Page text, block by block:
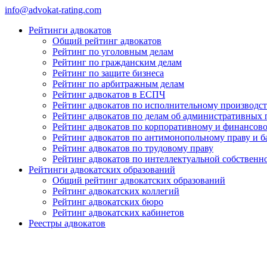
info@advokat-rating.com
Рейтинги адвокатов
Общий рейтинг адвокатов
Рейтинг по уголовным делам
Рейтинг по гражданским делам
Рейтинг по защите бизнеса
Рейтинг по арбитражным делам
Рейтинг адвокатов в ЕСПЧ
Рейтинг адвокатов по исполнительному
Рейтинг адвокатов по делам об административных
Рейтинг адвокатов по корпоративному и
Рейтинг адвокатов по антимонопольному праву и
Рейтинг адвокатов по трудовому праву
Рейтинг адвокатов по интеллектуальной
Рейтинги адвокатских образований
Общий рейтинг адвокатских образований
Рейтинг адвокатских коллегий
Рейтинг адвокатских бюро
Рейтинг адвокатских кабинетов
Реестры адвокатов